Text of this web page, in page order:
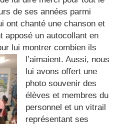
de ses années parmi
ont chanté une chanson et
apposé un autocollant en
lui montrer combien ils
l’aimaient. Aussi, nous
lui avons offert une
photo souvenir des
élèves et membres du
personnel et un vitrail
représentant ses